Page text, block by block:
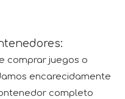
comprar juegos o
encarecidamente
completo